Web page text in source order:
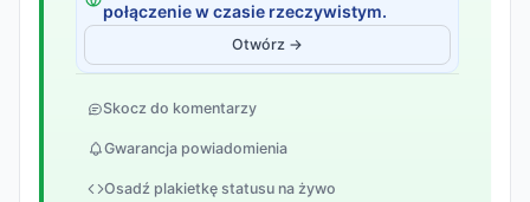
połączenie w czasie rzeczywistym.
Otwórz →
Skocz do komentarzy
Gwarancja powiadomienia
Osadź plakietkę statusu na żywo